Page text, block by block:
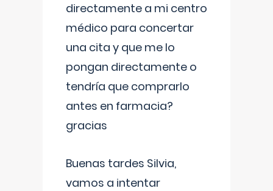
directamente a mi centro
médico para concertar
una cita y que me lo
pongan directamente o
tendría que comprarlo
antes en farmacia?
gracias
Buenas tardes Silvia,
vamos a intentar